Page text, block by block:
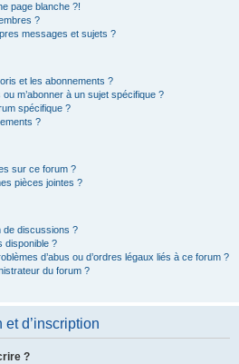
page blanche ?!
?
messages et sujets ?
et les abonnements ?
m’abonner à un sujet spécifique ?
spécifique ?
?
sur ce forum ?
pièces jointes ?
de discussions ?
disponible ?
d’abus ou d’ordres légaux liés à ce forum ?
du forum ?
d’inscription
?